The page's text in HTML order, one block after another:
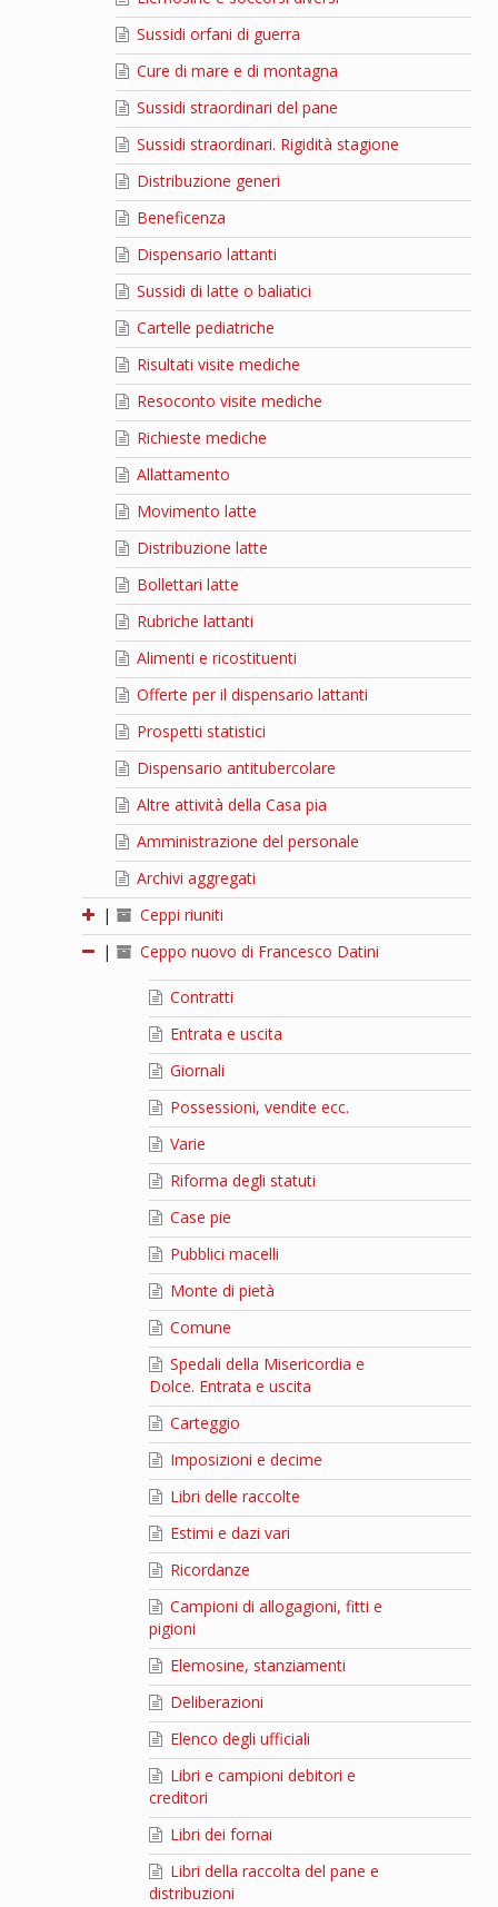
Sussidi orfani di guerra
Cure di mare e di montagna
Sussidi straordinari del pane
Sussidi straordinari. Rigidità stagione
Distribuzione generi
Beneficenza
Dispensario lattanti
Sussidi di latte o baliatici
Cartelle pediatriche
Risultati visite mediche
Resoconto visite mediche
Richieste mediche
Allattamento
Movimento latte
Distribuzione latte
Bollettari latte
Rubriche lattanti
Alimenti e ricostituenti
Offerte per il dispensario lattanti
Prospetti statistici
Dispensario antitubercolare
Altre attività della Casa pia
Amministrazione del personale
Archivi aggregati
|
Ceppi riuniti
|
Ceppo nuovo di Francesco Datini
Contratti
Entrata e uscita
Giornali
Possessioni, vendite ecc.
Varie
Riforma degli statuti
Case pie
Pubblici macelli
Monte di pietà
Comune
Spedali della Misericordia e
Dolce. Entrata e uscita
Carteggio
Imposizioni e decime
Libri delle raccolte
Estimi e dazi vari
Ricordanze
Campioni di allogagioni, fitti e
pigioni
Elemosine, stanziamenti
Deliberazioni
Elenco degli ufficiali
Libri e campioni debitori e
creditori
Libri dei fornai
Libri della raccolta del pane e
distribuzioni